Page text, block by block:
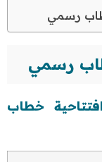
رسمي
رسمي
خطاب